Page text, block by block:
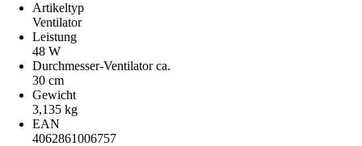
Artikeltyp
Ventilator
Leistung
48 W
Durchmesser-Ventilator ca.
30 cm
Gewicht
3,135 kg
EAN
4062861006757